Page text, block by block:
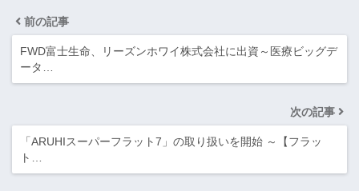
前の記事
FWD富士生命、リーズンホワイ株式会社に出資～医療ビッグデ
ータ…
次の記事
「ARUHIスーパーフラット7」の取り扱いを開始 ～【フラッ
ト…